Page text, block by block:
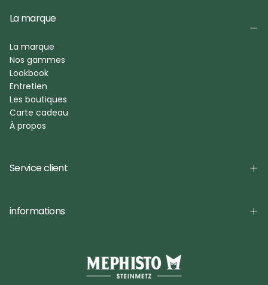
La marque
La marque
Nos gammes
Lookbook
Entretien
Les boutiques
Carte cadeau
À propos
Service client
informations